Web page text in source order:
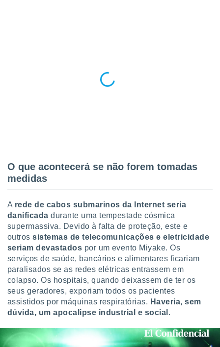
através
estudos
de
1199
O que acontecerá se não forem tomadas
medidas
A rede de cabos submarinos da Internet seria
danificada durante uma tempestade cósmica
supermassiva. Devido à falta de proteção, este e
outrossistemas de telecomunicações e eletricidade
seriam devastados por um evento Miyake. Os
serviços de saúde, bancários e alimentares ficariam
paralisados se as redes elétricas entrassem em
colapso. Os hospitais, quando deixassem de ter os
seus geradores, exporiam todos os pacientes
assistidos por máquinas respiratórias. Haveria, sem
dúvida, um apocalipse industrial e social .